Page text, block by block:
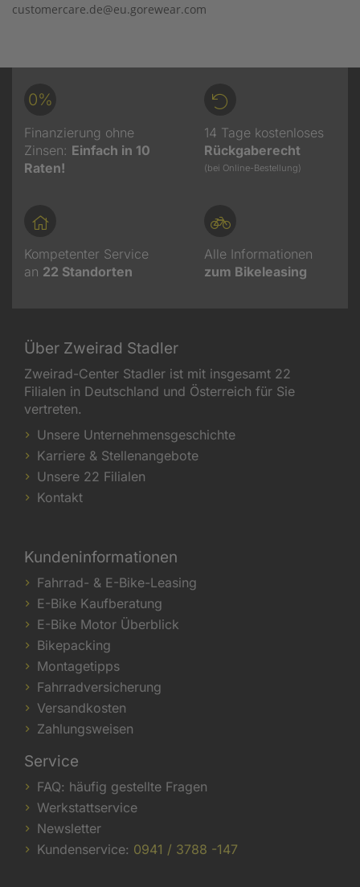
customercare.de@eu.gorewear.com
0%
Finanzierung ohne
Zinsen: Einfach in 10
Raten!
14 Tage kostenloses
Rückgaberecht
(bei Online-Bestellung)
Kompetenter Service
an 22 Standorten
Alle Informationen
zum Bikeleasing
Über Zweirad Stadler
Zweirad-Center Stadler ist mit insgesamt 22
Filialen in Deutschland und Österreich für Sie
vertreten.
Unsere Unternehmensgeschichte
Karriere & Stellenangebote
Unsere 22 Filialen
Kontakt
Kundeninformationen
Fahrrad- & E-Bike-Leasing
E-Bike Kaufberatung
E-Bike Motor Überblick
Bikepacking
Montagetipps
Fahrradversicherung
Versandkosten
Zahlungsweisen
Service
FAQ: häufig gestellte Fragen
Werkstattservice
Newsletter
Kundenservice: 0941 / 3788 -147